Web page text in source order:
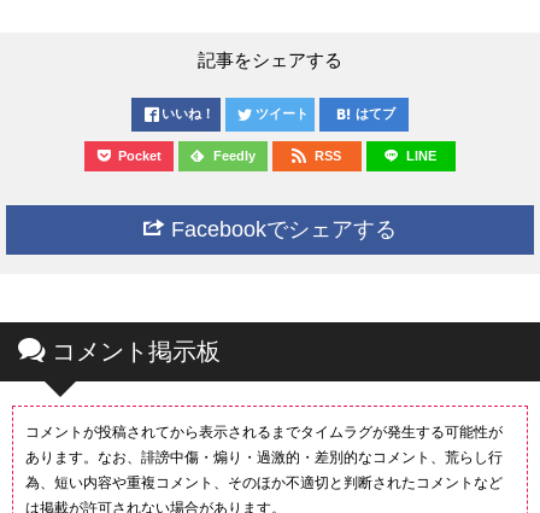
記事をシェアする
いいね！ ツイート はてブ
Pocket Feedly RSS LINE
Facebookでシェアする
コメント掲示板
コメントが投稿されてから表示されるまでタイムラグが発生する可能性が
あります。なお、誹謗中傷・煽り・過激的・差別的なコメント、荒らし行
為、短い内容や重複コメント、そのほか不適切と判断されたコメントなど
は掲載が許可されない場合があります。